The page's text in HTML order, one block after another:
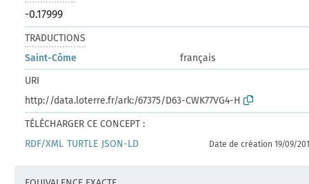
-0.17999
TRADUCTIONS
Saint-Côme
français
URI
http://data.loterre.fr/ark:/67375/D63-CWK77VG4-H
TÉLÉCHARGER CE CONCEPT :
RDF/XML TURTLE JSON-LD Date de création 19/09/